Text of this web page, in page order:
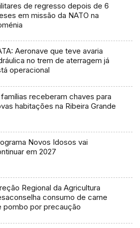
de regresso depois de 6
em missão da NATO na
Aeronave que teve avaria
no trem de aterragem já
operacional
famílias receberam chaves para
habitações na Ribeira Grande
Novos Idosos vai
em 2027
Regional da Agricultura
consumo de carne
pombo por precaução